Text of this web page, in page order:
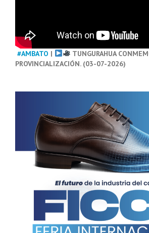
#AMBATO |
TUNGURAHUA
PROVINCIALIZACIÓN. (03-07-2026)